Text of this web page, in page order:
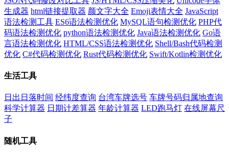
生成器 html链接提取器 颜文字大全 Emoji表情大全 JavaScript
语法检测工具 ES6语法检测优化 MySQL语句检测优化 PHP代
码语法检测优化 python语法检测优化 Java语法检测优化 Go语
言语法检测优化 HTML/CSS语法检测优化 Shell/Bash代码检测
优化 C#代码检测优化 Rust代码检测优化 Swift/Kotlin检测优化
生活工具
日出日落时间 经纬度查询 台湾车牌选号 车牌号码归属地查询
科学计算器 日期计差算器 年龄计算器 LED跑马灯 在线屏幕尺
子
随机工具